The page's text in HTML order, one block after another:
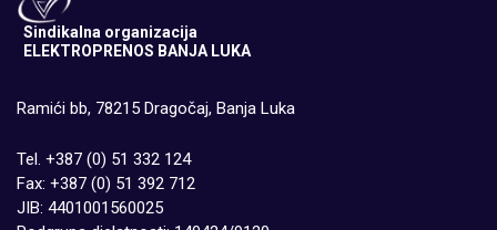
Sindikalna organizacija
ELEKTROPRENOS BANJA LUKA
Ramići bb, 78215 Dragočaj, Banja Luka
Tel. +387 (0) 51 332 124
Fax: +387 (0) 51 392 712
JIB: 4401001560025